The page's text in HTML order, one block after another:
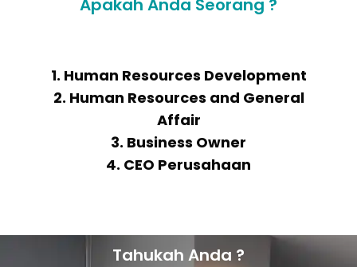
Apakah Anda Seorang ?
1. Human Resources Development
2. Human Resources and General
Affair
3. Business Owner
4. CEO Perusahaan
Tahukah Anda ?